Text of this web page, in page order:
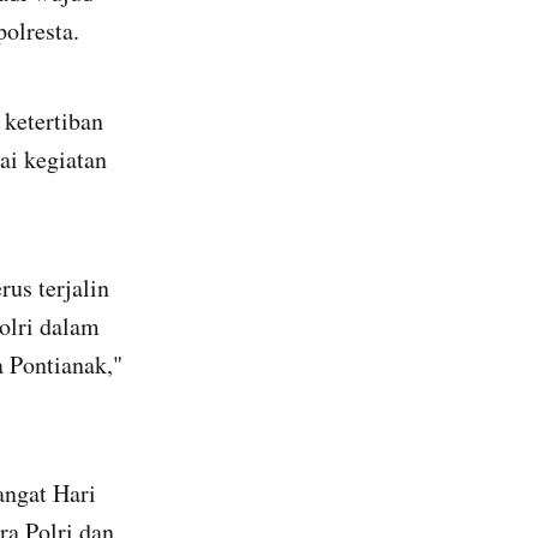
kegiatan
terjalin
dalam
Pontianak,"
Hari
Polri dan